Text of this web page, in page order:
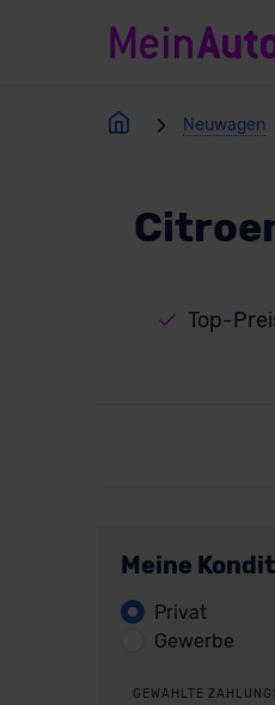
Neuwagen
Top-
Meine
Privat
Gewerbe
GEWÄHLTE